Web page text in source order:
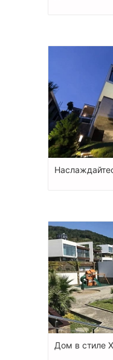
Дом в стиле